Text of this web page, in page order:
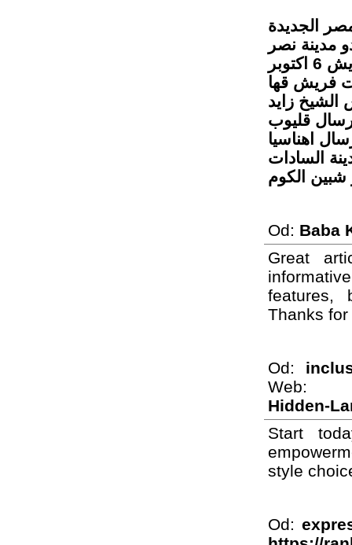
الجديدة
مدينة نصر
فريش قها
زايد
قليوب
اهناسيا
السادات
شبين الكوم
Od: Baba
Great
features,
Thanks
Od:
Hidden-
Start
style
Od: